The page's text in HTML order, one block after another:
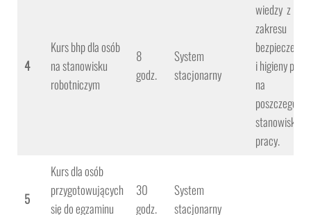
4
Kurs bhp dla osób
na stanowisku
robotniczym
8
godz.
System
stacjonarny
wiedzy z
zakresu
i higieny pracy
na
stanowisku
pracy.
5
Kurs dla osób
przygotowujących
się do egzaminu
30
godz.
System
stacjonarny